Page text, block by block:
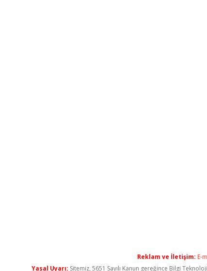
Reklam ve İletişim: E-
Yasal Uyarı: Sitemiz, 5651 Sayılı Kanun gereğince Bilgi